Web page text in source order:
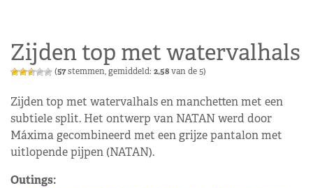
Zijden top met watervalhals
(57stemmen, gemiddeld: 2,58van de 5)
Zijden top met watervalhals en manchetten met een
subtiele split. Het ontwerp van NATAN werd door
Máxima gecombineerd met een grijze pantalon met
uitlopende pijpen (NATAN).
Outings: